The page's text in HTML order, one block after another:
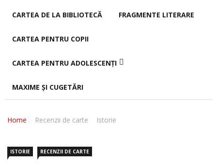
CARTEA DE LA BIBLIOTECĂ FRAGMENTE LITERARE
CARTEA PENTRU COPII
CARTEA PENTRU ADOLESCENȚI
MAXIME ȘI CUGETĂRI
Home Recenzii de carte Istorie
ISTORIE RECENZII DE CARTE